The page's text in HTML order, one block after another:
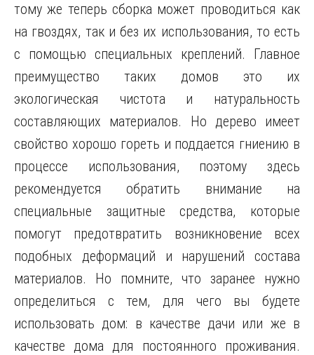
тому же теперь сборка может проводиться как
на гвоздях, так и без их использования, то есть
с помощью специальных креплений. Главное
преимущество таких домов это их
экологическая чистота и натуральность
составляющих материалов. Но дерево имеет
свойство хорошо гореть и поддается гниению в
процессе использования, поэтому здесь
рекомендуется обратить внимание на
специальные защитные средства, которые
помогут предотвратить возникновение всех
подобных деформаций и нарушений состава
материалов. Но помните, что заранее нужно
определиться с тем, для чего вы будете
использовать дом: в качестве дачи или же в
качестве дома для постоянного проживания.